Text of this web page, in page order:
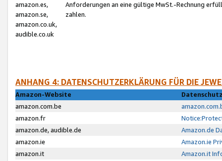
amazon.es,
amazon.se,
amazon.co.uk,
audible.co.uk
Anforderungen an eine gültige MwSt.-Rechnung
zahlen.
ANHANG 4: DATENSCHUTZERKLÄRUNG FÜR DIE
Amazon-Website
amazon.com.be
amazon.fr
amazon.de, audible.de
Amazon.de
amazon.ie
Amazon.ie
amazon.it
Amazon.it